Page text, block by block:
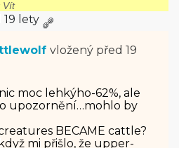
Vít
lety
vložený před 19
moc lehkýho-62%, ale
upozornění…mohlo by
BECAME cattle?
mi přišlo, že upper-